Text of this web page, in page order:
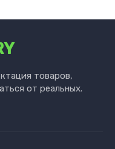
товаров,
от реальных.